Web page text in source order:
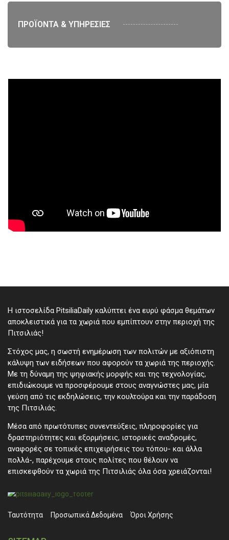
ΠΡΟΪΟΝΤΑ & ΥΠΗΡΕΣΙΕΣ
Η ιστοσελίδα PitsiliaDaily καλύπτει ένα ευρύ φάσμα θεμάτων
αποκλειστικά για τα χωριά που εμπίπτουν στην περιοχή της
Πιτσιλιάς!
Στόχος μας, η σωστή ενημέρωση των πολιτών με αξιόπιστη
κάλυψη των ειδήσεων που αφορούν τα χωριά της περιοχής.
Με τη δύναμη της ψηφιακής μορφής και της τεχνολογίας,
επιδιώκουμε να προσφέρουμε στους αναγνώστες μας, μία
γεύση από τις εκδηλώσεις, την κουλτούρα και την παράδοση
της Πιτσιλιάς.
Μέσα από πρωτότυπες συνεντεύξεις, πληροφορίες για
δραστηριότητες και εξορμήσεις, ιστορικές αναδρομές,
αναφορές σε τοπικές επιχειρήσεις του τόπου- και άλλα
πολλά-, παρέχουμε στους πολίτες που θέλουν να
επισκεφθούν τα χωριά της Πιτσιλιάς όλα όσα χρειάζονται!
Ταυτότητα Προσωπικά ∆εδομένα Όροι Χρήσης